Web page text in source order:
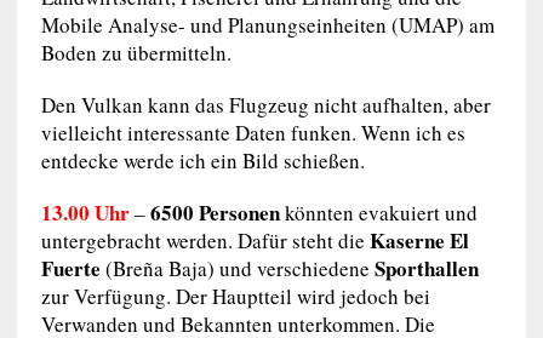
Mobile Analyse- und Planungseinheiten (UMAP) am
Boden zu übermitteln.
Den Vulkan kann das Flugzeug nicht aufhalten, aber
vielleicht interessante Daten funken. Wenn ich es
entdecke werde ich ein Bild schießen.
13.00 Uhr–6500 Personenkönnten evakuiert und
untergebracht werden. Dafür steht die Kaserne El
Fuerte (Breña Baja) und verschiedene Sporthallen
zur Verfügung. Der Hauptteil wird jedoch bei
Verwanden und Bekannten unterkommen. Die